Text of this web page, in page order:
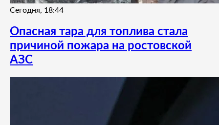
Сегодня, 18:44
Опасная тара для топлива стала
причиной пожара на ростовской
АЗС